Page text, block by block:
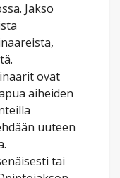
Jakso
ovat
aiheiden
uuteen
tai